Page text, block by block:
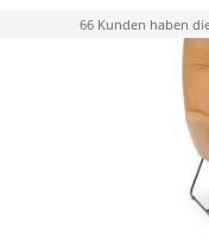
66 Kunden haben